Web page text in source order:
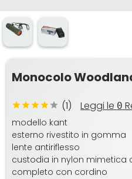
Monocolo
(1) Leggi le 0
modello kant
esterno rivestito in gomma
lente antiriflesso
custodia in nylon mimetica
completo con cordino